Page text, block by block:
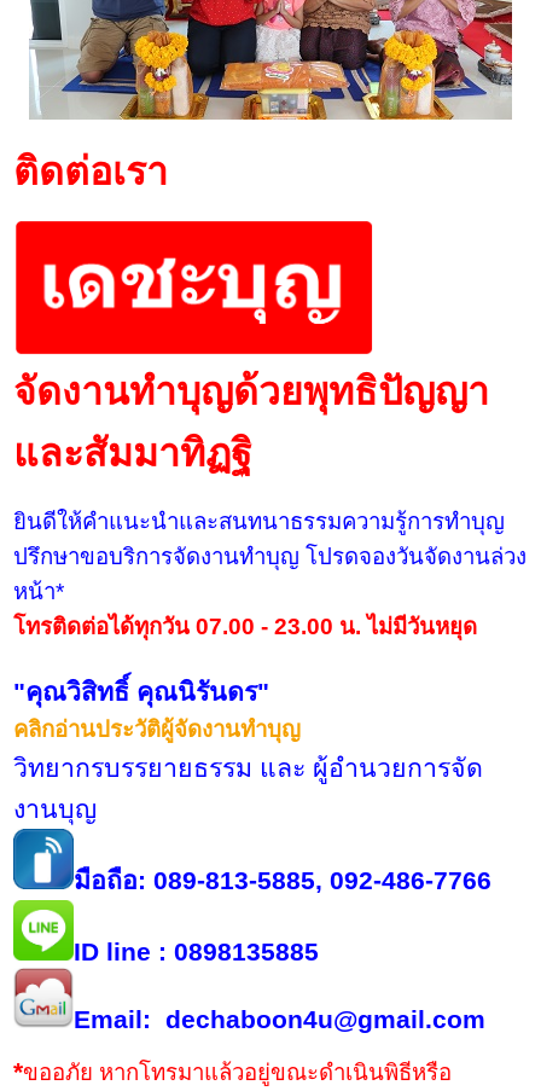
ติดต่อเรา
จัดงานทำบุญด้วยพุทธิปัญญา
และสัมมาทิฏฐิ
ยินดีให้คำแนะนำและสนทนาธรรมความรู้การทำบุญ
ปรึกษาขอบริการจัดงานทำบุญ โปรดจองวันจัดงานล่วง
หน้า*
โทรติดต่อได้ทุกวัน 07.00 - 23.00 น. ไม่มีวันหยุด
"คุณวิสิทธิ์ คุณนิรันดร"
คลิกอ่านประวัติผู้จัดงานทำบุญ
วิทยากรบรรยายธรรม และ ผู้อำนวยการจัด
งานบุญ
มือถือ: 089-813-5885, 092-486-7766
ID line : 0898135885
Email: dechaboon4u@gmail.com
*ขออภัย หากโทรมาแล้วอยู่ขณะดำเนินพิธีหรือ